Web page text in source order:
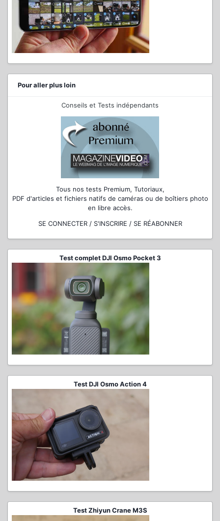
Pour aller plus loin
Conseils et Tests indépendants
Tous nos tests Premium, Tutoriaux,
PDF d'articles et fichiers natifs de caméras ou de boîtiers photo
en libre accès.
SE CONNECTER / S'INSCRIRE / SE RÉABONNER
Test complet DJI Osmo Pocket 3
Test DJI Osmo Action 4
Test Zhiyun Crane M3S